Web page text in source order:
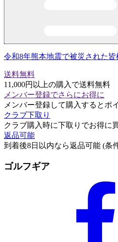
令和8年熊本地震で被災された
送料無料
11,000円以上の購入で送料無料
メンバー登録でさらにお得に
メンバー登録して購入するとポ
クラブ下取り
クラブ購入時に下取りでお得に
返品可能
到着後8日以内なら返品可能 (条
ゴルフギア